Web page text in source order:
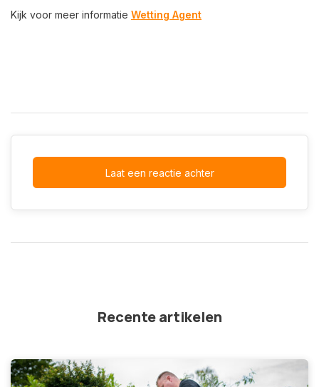
Kijk voor meer informatie Wetting Agent
Laat een reactie achter
Recente artikelen